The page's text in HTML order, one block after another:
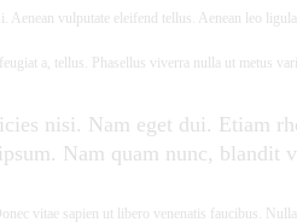
Aenean vulputate eleifend tellus. Aenean leo
a, tellus. Phasellus viverra nulla ut metus
nisi. Nam eget dui. Etiam
Nam quam nunc,
vitae sapien ut libero venenatis faucibus.